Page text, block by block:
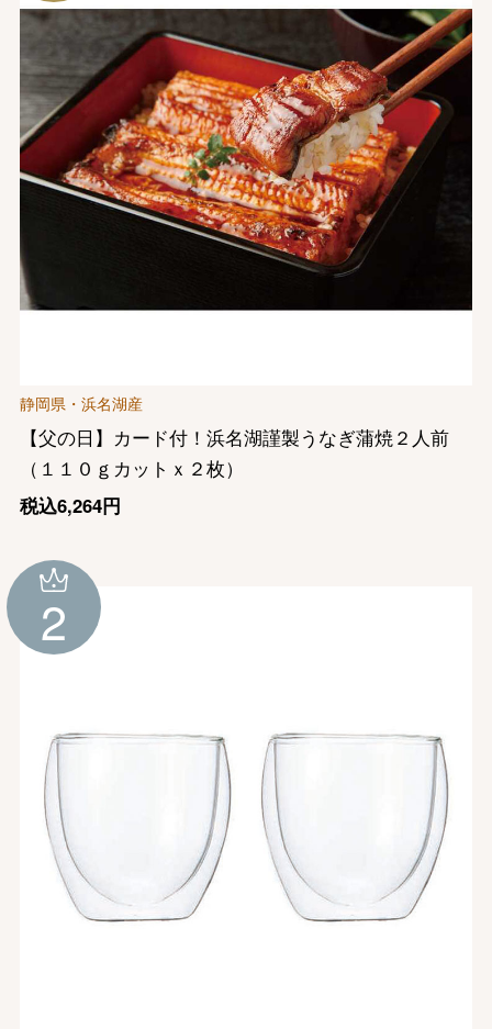
静岡県・浜名湖産
【父の日】カード付！浜名湖謹製うなぎ蒲焼２人前
（１１０ｇカットｘ２枚）
税込6,264円
2